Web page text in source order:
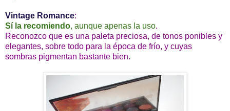
Vintage Romance:
Sí la recomiendo, aunque apenas la uso.
Reconozco que es una paleta preciosa, de tonos ponibles y
elegantes, sobre todo para la época de frío, y cuyas
sombras pigmentan bastante bien.